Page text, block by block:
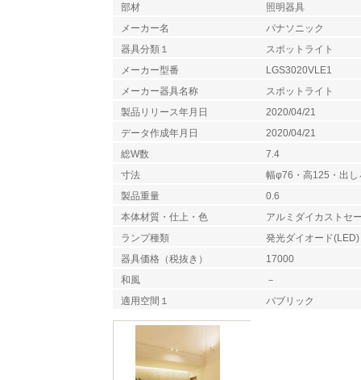
部材
照明器具
メーカー名
パナソニック
器具分類１
スポットライト
メーカー型番
LGS3020VLE1
メーカー器具名称
スポットライト
製品リリース年月日
2020/04/21
データ作成年月日
2020/04/21
総W数
7.4
寸法
幅φ76・高125・出し
製品重量
0.6
本体材質・仕上・色
アルミダイカストセ
ランプ種類
発光ダイオード(LED)
器具価格（税抜き）
17000
和風
－
適用空間１
パブリック